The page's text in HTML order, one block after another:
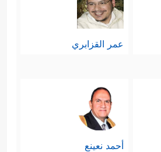
عمر القزابري
أحمد نعينع